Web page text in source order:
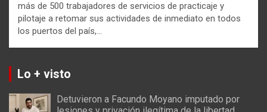
más de 500 trabajadores de servicios de practicaje y
pilotaje a retomar sus actividades de inmediato en todos
los puertos del país,…
Lo + visto
Detuvieron a Facundo Moyano imputado por